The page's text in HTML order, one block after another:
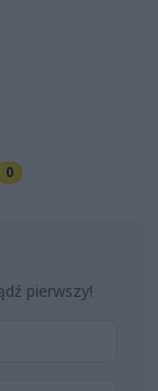
0
pierwszy!